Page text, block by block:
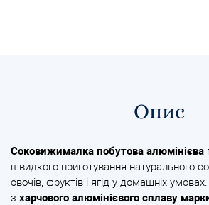
Опис
Соковижималка побутова алюмінієва
швидкого приготування натурального
овочів, фруктів і ягід у домашніх
з харчового алюмінієвого сплаву